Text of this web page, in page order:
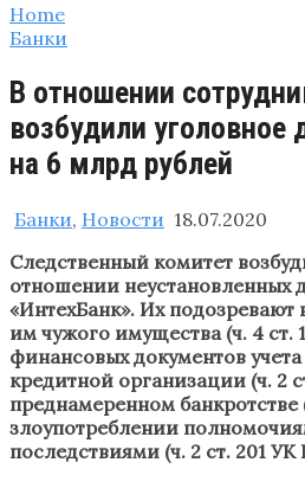
Home
Банки
В отношении
возбудили уголовное
на 6 млрд рублей
Банки, Новости 18.07.2020
Следственный комитет
отношении
«ИнтехБанк». Их
им чужого имущества (ч. 4 ст.
финансовых документов
кредитной организации (ч. 2
преднамеренном банкротстве
злоупотреблении
последствиями (ч. 2 ст. 201 УК